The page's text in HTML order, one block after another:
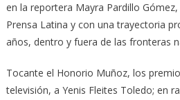
en la reportera Mayra Pardillo
Prensa Latina y con una trayectoria
años, dentro y fuera de las fronteras
Tocante el Honorio Muñoz, los
televisión, a Yenis Fleites Toledo; en